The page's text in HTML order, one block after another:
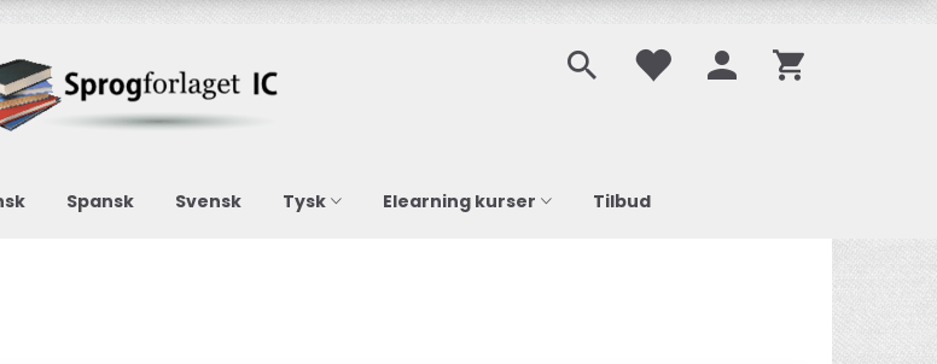
Spansk Svensk Tysk Elearning kurser Tilbud